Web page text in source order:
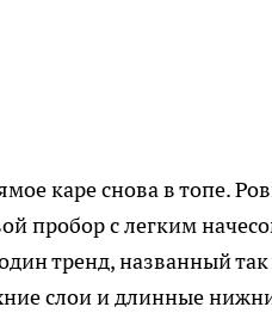
каре снова в топе.
пробор с легким
тренд, названный так
слои и длинные